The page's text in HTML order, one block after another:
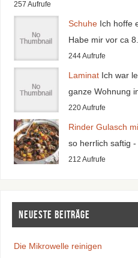
257 Aufrufe
Schuhe Ich hoffe
Habe mir vor ca
244 Aufrufe
Laminat Ich war
ganze Wohnung
220 Aufrufe
Rinder Gulasch
so herrlich saftig
212 Aufrufe
Neueste Beiträge
Die Mikrowelle reinigen